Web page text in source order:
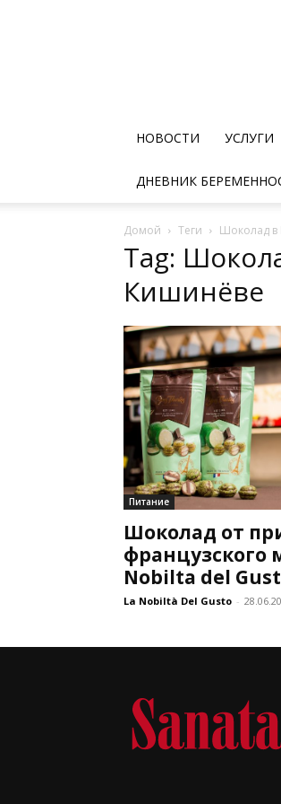
НОВОСТИ УСЛУГИ
ДНЕВНИК
Домой Теги Шоколад в
Tag:
Кишинёве
Питание
Шоколад от
французского
Nobilta del
La Nobiltà Del Gusto -